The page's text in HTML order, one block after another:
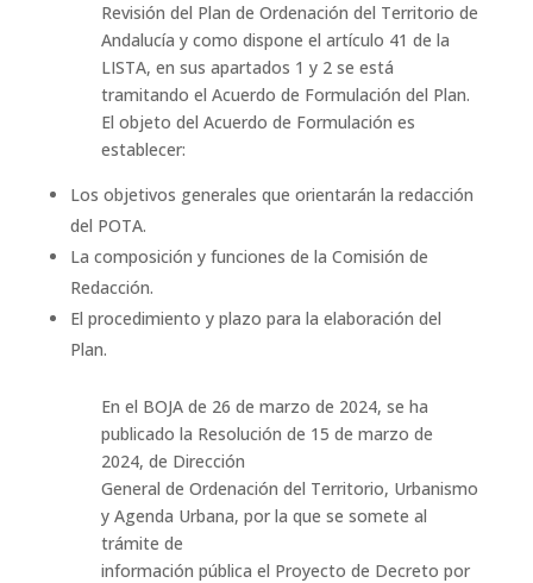
Revisión del Plan de Ordenación del Territorio de
Andalucía y como dispone el artículo 41 de la
LISTA, en sus apartados 1 y 2 se está
tramitando el Acuerdo de Formulación del Plan.
El objeto del Acuerdo de Formulación es
establecer:
Los objetivos generales que orientarán la redacción
del POTA.
La composición y funciones de la Comisión de
Redacción.
El procedimiento y plazo para la elaboración del
Plan.
En el BOJA de 26 de marzo de 2024, se ha
publicado la Resolución de 15 de marzo de
2024, de Dirección
General de Ordenación del Territorio, Urbanismo
y Agenda Urbana, por la que se somete al
trámite de
información pública el Proyecto de Decreto por